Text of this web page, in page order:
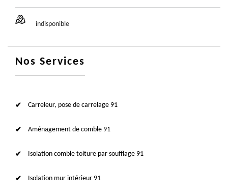
indisponible
Nos Services
Carreleur, pose de carrelage 91
Aménagement de comble 91
Isolation comble toiture par soufflage 91
Isolation mur intérieur 91